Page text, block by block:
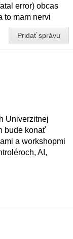
error) obcas
to mam nervi
Pridať správu
Univerzitnej
bude konať
a workshopmi
AI,